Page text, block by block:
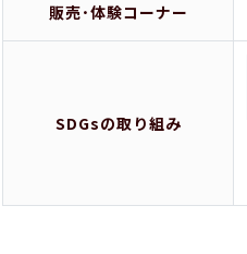
販売･体験コーナー
SDGsの取り組み